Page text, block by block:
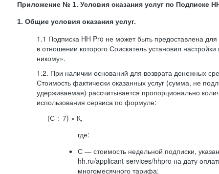
Приложение № 1. Условия оказания услуг по Подписке
1. Общие условия оказания услуг.
1.1 Подписка HH Pro не может быть предоставлена
в отношении которого Соискатель установил
никому».
1.2. При наличии оснований для возврата денежных
Стоимость фактически оказанных услуг (сумма, не
удерживаемая) рассчитывается пропорционально
использования сервиса по формуле:
(С ÷ 7) × К,
где:
С — стоимость недельной подписки,
hh.ru/applicant-services/hhpro на дату
многомесячного тарифа;